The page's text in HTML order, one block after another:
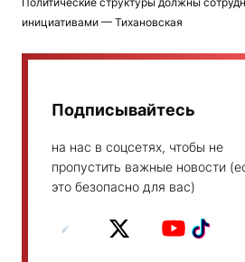
инициативами — Тихановская
Подписывайтесь
на нас в соцсетях, чтобы не
пропустить важные новости
это безопасно для вас)